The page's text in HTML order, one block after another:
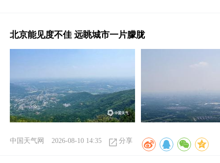
北京能见度不佳 远眺城市一片朦胧
中国天气网 2026-08-10 14:35 分享